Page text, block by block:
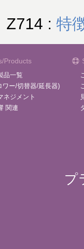
Z714 : 特
Products
品一覧
ワー/切替器/延長器)
ネジメント
関連
プ